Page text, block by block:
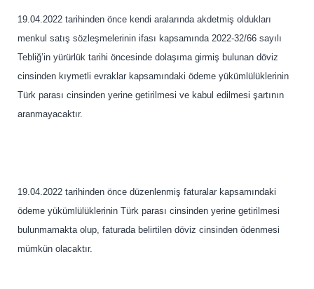
19.04.2022 tarihinden önce kendi aralarında akdetmiş oldukları
menkul satış sözleşmelerinin ifası kapsamında 2022-32/66 sayılı
Tebliğ’in yürürlük tarihi öncesinde dolaşıma girmiş bulunan döviz
cinsinden kıymetli evraklar kapsamındaki ödeme yükümlülüklerinin
Türk parası cinsinden yerine getirilmesi ve kabul edilmesi şartının
aranmayacaktır.
19.04.2022 tarihinden önce düzenlenmiş faturalar kapsamındaki
ödeme yükümlülüklerinin Türk parası cinsinden yerine getirilmesi
bulunmamakta olup, faturada belirtilen döviz cinsinden ödenmesi
mümkün olacaktır.